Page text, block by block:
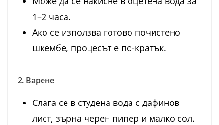
1–2 часа.
Ако се използва готово почистено
шкембе, процесът е по-кратък.
2. Варене
Слага се в студена вода с дафинов
лист, зърна черен пипер и малко сол.